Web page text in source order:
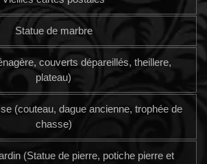
Statue de marbre
couverts dépareillés, theillere,
plateau)
(couteau, dague ancienne, trophée de
chasse)
(Statue de pierre, potiche pierre et